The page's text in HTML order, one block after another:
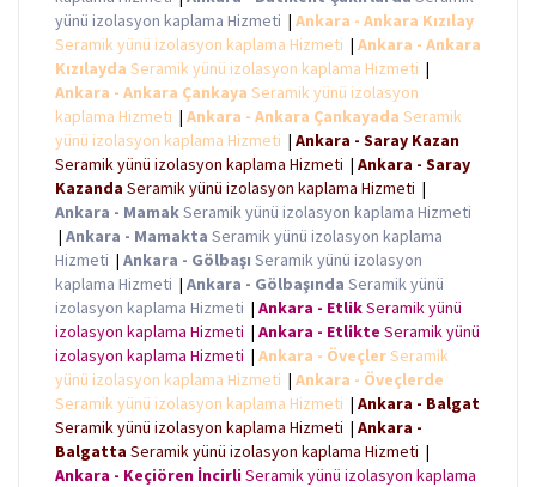
yünü izolasyon kaplama Hizmeti | Ankara - Ankara Kızılay
Seramik yünü izolasyon kaplama Hizmeti | Ankara - Ankara
Kızılayda Seramik yünü izolasyon kaplama Hizmeti |
Ankara - Ankara Çankaya Seramik yünü izolasyon
kaplama Hizmeti | Ankara - Ankara Çankayada Seramik
yünü izolasyon kaplama Hizmeti | Ankara - Saray Kazan
Seramik yünü izolasyon kaplama Hizmeti | Ankara - Saray
Kazanda Seramik yünü izolasyon kaplama Hizmeti |
Ankara - MamakSeramik yünü izolasyon kaplama Hizmeti
| Ankara - Mamakta Seramik yünü izolasyon kaplama
Hizmeti | Ankara - Gölbaşı Seramik yünü izolasyon
kaplama Hizmeti | Ankara - Gölbaşında Seramik yünü
izolasyon kaplama Hizmeti | Ankara - EtlikSeramik yünü
izolasyon kaplama Hizmeti | Ankara - Etlikte Seramik yünü
izolasyon kaplama Hizmeti | Ankara - ÖveçlerSeramik
yünü izolasyon kaplama Hizmeti | Ankara - Öveçlerde
Seramik yünü izolasyon kaplama Hizmeti | Ankara - Balgat
Seramik yünü izolasyon kaplama Hizmeti | Ankara -
Balgatta Seramik yünü izolasyon kaplama Hizmeti |
Ankara - Keçiören İncirliSeramik yünü izolasyon kaplama